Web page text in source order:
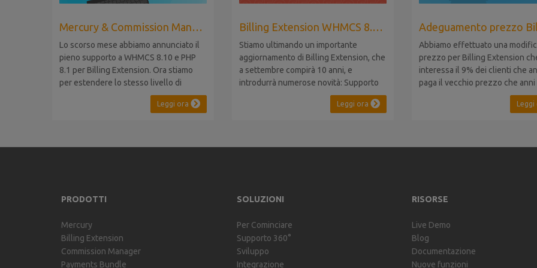
Mercury & Commission Manager WHMCS 8.11, PHP 8.2
Lo scorso mese abbiamo annunciato il
pieno supporto a WHMCS 8.10 e PHP
8.1 per Billing Extension. Ora stiamo
per estendere lo stesso livello di
compatibilità a Commission Manager e
Mercury, rispettivamente al loro 9° e 6°
che introduce il supporto a PHP 8.2.
Leggi ora
Billing Extension WHMCS 8.10, PHP 8.1
Stiamo ultimando un importante
aggiornamento di Billing Extension, che
a settembre compirà 10 anni, e
introdurrà numerose novità: Supporto
WHMCS 8.10: il modulo sarà
compatibile con WHMCS 8.10,
effettuare migrazioni o rinunciare a
Leggi ora
Abbiamo effettuato una
prezzo per Billing Extension
interessa il 9% dei clienti che
paga il vecchio prezzo che anni
stato portato da 95 a 149 euro
Era il 2014 quando abbiamo
esistenti. Nel corso degli anni
Leggi
PRODOTTI
Mercury
Billing Extension
Commission Manager
Payments Bundle
SOLUZIONI
Per Cominciare
Supporto 360°
Sviluppo
Integrazione
RISORSE
Live Demo
Blog
Documentazione
Nuove funzioni